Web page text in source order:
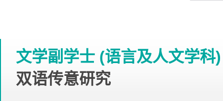
文学副学士 (语言及人文学科)
双语传意研究